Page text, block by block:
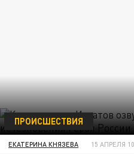
ПРОИСШЕСТВИЯ
ЕКАТЕРИНА КНЯЗЕВА 15 АПРЕЛЯ